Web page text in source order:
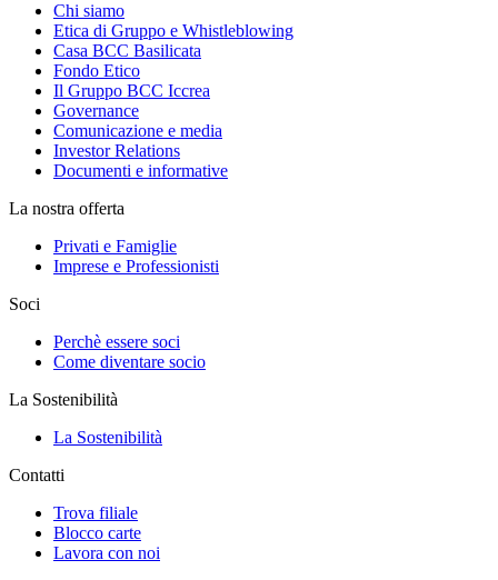
Chi siamo
Etica di Gruppo e Whistleblowing
Casa BCC Basilicata
Fondo Etico
Il Gruppo BCC Iccrea
Governance
Comunicazione e media
Investor Relations
Documenti e informative
La nostra offerta
Privati e Famiglie
Imprese e Professionisti
Soci
Perchè essere soci
Come diventare socio
La Sostenibilità
La Sostenibilità
Contatti
Trova filiale
Blocco carte
Lavora con noi